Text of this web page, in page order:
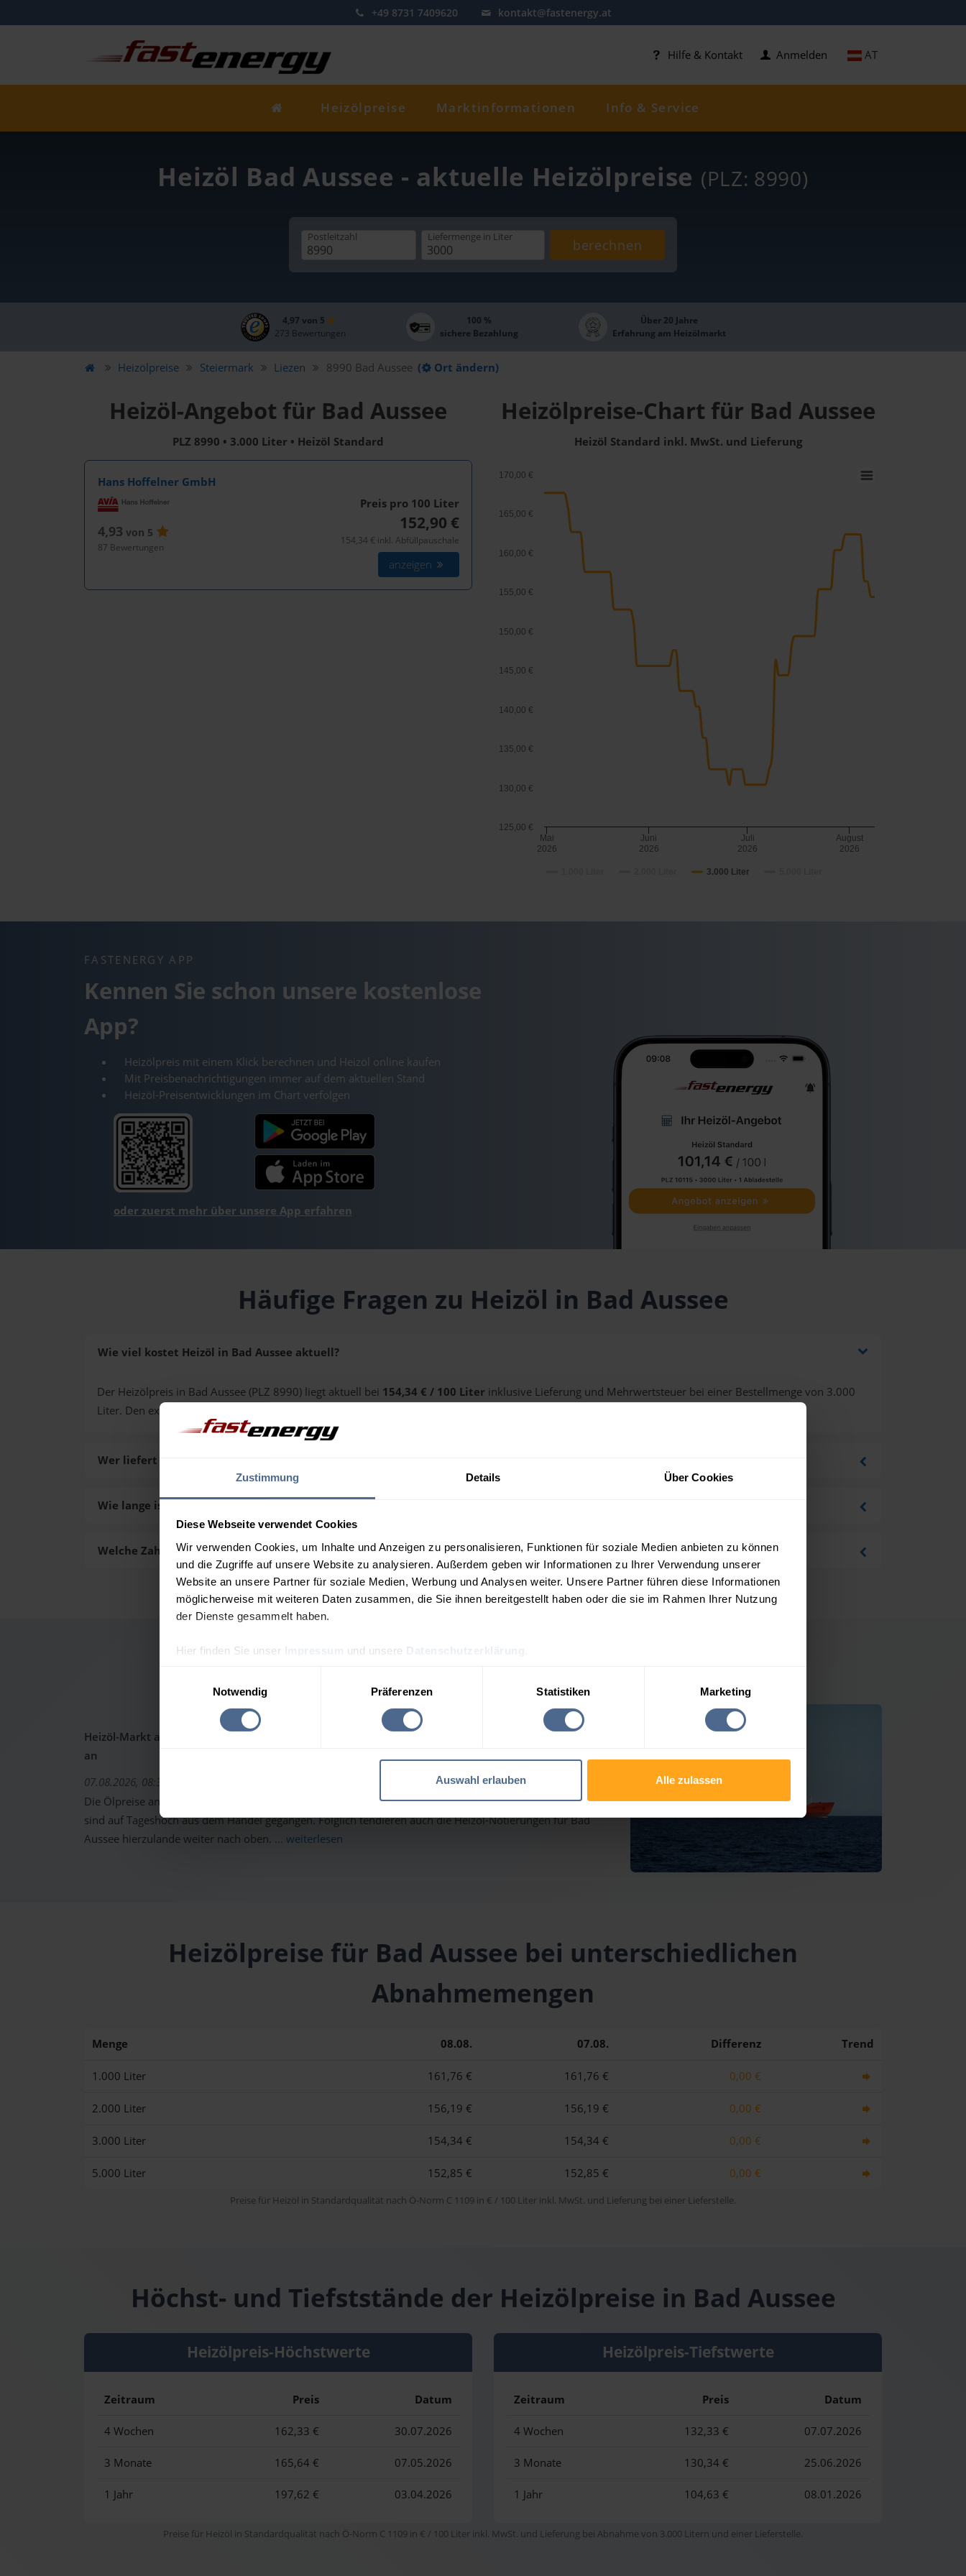
Zustimmung Details Über Cookies
Diese Webseite verwendet Cookies
Wir verwenden Cookies, um Inhalte und Anzeigen zu personalisieren, Funktionen für soziale Medien anbieten zu können
und die Zugriffe auf unsere Website zu analysieren. Außerdem geben wir Informationen zu Ihrer Verwendung unserer
Website an unsere Partner für soziale Medien, Werbung und Analysen weiter. Unsere Partner führen diese Informationen
möglicherweise mit weiteren Daten zusammen, die Sie ihnen bereitgestellt haben oder die sie im Rahmen Ihrer Nutzung
der Dienste gesammelt haben.
Hier finden Sie unser Impressum und unsere Datenschutzerklärung
Notwendig
Präferenzen Statistiken Marketing
Auswahl erlauben Alle zulassen
+49 8731 7409620 kontakt@fastenergy.at
AT
Hilfe & Kontakt Anmelden
Heizölpreise Marktinformationen Info & Service
Heizöl Bad Aussee - aktuelle Heizölpreise (PLZ: 8990)
Postleitzahl Liefermenge in Liter berechnen
4,97 von 5
273 Bewertungen
100 %
sichere Bezahlung
Über 20 Jahre
Erfahrung am Heizölmarkt
Heizölpreise Steiermark Liezen 8990 Bad Aussee ( Ort ändern)
Heizöl-Angebot für Bad Aussee
PLZ 8990 • 3.000 Liter • Heizöl Standard
Hans Hoffelner GmbH
4,93 von 5
87 Bewertungen
Preis pro 100 Liter
152,90 €
154,34 € inkl. Abfüllpauschale
anzeigen
Heizölpreise-Chart für Bad Aussee
Heizöl Standard inkl. MwSt. und Lieferung
3.000 Liter
Mai
2026
Juni
2026
Juli
2026
August
2026
125,00 €
130,00 €
135,00 €
140,00 €
145,00 €
150,00 €
155,00 €
160,00 €
165,00 €
170,00 €
FASTENERGY APP
Kennen Sie schon unsere kostenlose
App?
Heizölpreis mit einem Klick berechnen und Heizöl online kaufen
Mit Preisbenachrichtigungen immer auf dem aktuellen Stand
Heizöl-Preisentwicklungen im Chart verfolgen
oder zuerst mehr über unsere App erfahren
Häufige Fragen zu Heizöl in Bad Aussee
Wie viel kostet Heizöl in Bad Aussee aktuell?
Der Heizölpreis in Bad Aussee (PLZ 8990) liegt aktuell bei 154,34 € / 100 Liter inklusive Lieferung und Mehrwertsteuer bei einer Bestellmenge von 3.000
Liter. Den exakten Preis für Ihre Wunschmenge erhalten Sie über unseren
Wer liefert das Heizöl in Bad Aussee aus?
Wie lange ist die Lieferzeit des Heizöls in Bad Aussee?
Welche Zahlungsarten gibt es?
Heizöl-Markt aktuell: Ölpreise schon wieder auf dem Weg nach oben - Heizölpreise ziehen ebenfalls
an
07.08.2026, 08:37 Uhr
Die Ölpreise an den internationalen Warenterminmärkten haben gestern weiter deutlich zugelegt und
sind auf Tageshoch aus dem Handel gegangen. Folglich tendieren auch die Heizöl-Notierungen für Bad
Aussee hierzulande weiter nach oben. ... weiterlesen
Heizölpreise für Bad Aussee bei unterschiedlichen
Abnahmemengen
Menge 08.08. 07.08. Differenz Trend
1.000 Liter 161,76 € 161,76 € 0,00 €
2.000 Liter 156,19 € 156,19 € 0,00 €
3.000 Liter 154,34 € 154,34 € 0,00 €
5.000 Liter 152,85 € 152,85 € 0,00 €
Preise für Heizöl in Standardqualität nach Ö-Norm C 1109 in € / 100 Liter inkl. MwSt. und Lieferung bei einer Lieferstelle.
Höchst- und Tiefststände der Heizölpreise in Bad Aussee
Heizölpreis-Höchstwerte
Zeitraum Preis Datum
4 Wochen 162,33 € 30.07.2026
3 Monate 165,64 € 07.05.2026
1 Jahr 197,62 € 03.04.2026
Heizölpreis-Tiefstwerte
Zeitraum Preis Datum
4 Wochen 132,33 € 07.07.2026
3 Monate 130,34 € 25.06.2026
1 Jahr 104,63 € 08.01.2026
Preise für Heizöl in Standardqualität nach Ö-Norm C 1109 in € / 100 Liter inkl. MwSt. und Lieferung bei Abnahme von 3.000 Litern und einer Lieferstelle.